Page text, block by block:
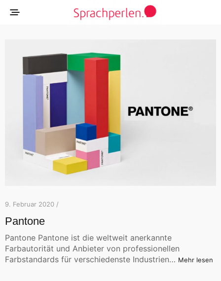
9. Februar 2020 /
Pantone
Pantone Pantone ist die weltweit anerkannte
Farbautorität und Anbieter von professionellen
Farbstandards für verschiedenste Industrien… Mehr lesen